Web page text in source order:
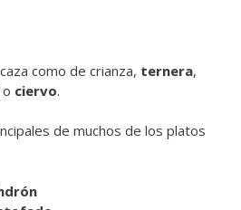
como de crianza, ternera,
o ciervo.
de muchos de los platos